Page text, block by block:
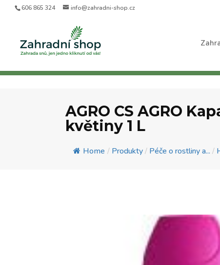
606 865 324 info@zahradni-shop.cz
AGRO CS AGRO
květiny 1 L
Home / Produkty / Péče o rostliny a... /